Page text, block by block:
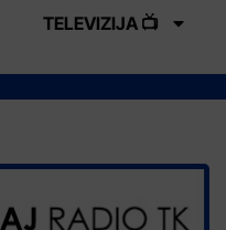
TELEVIZIJA 📺